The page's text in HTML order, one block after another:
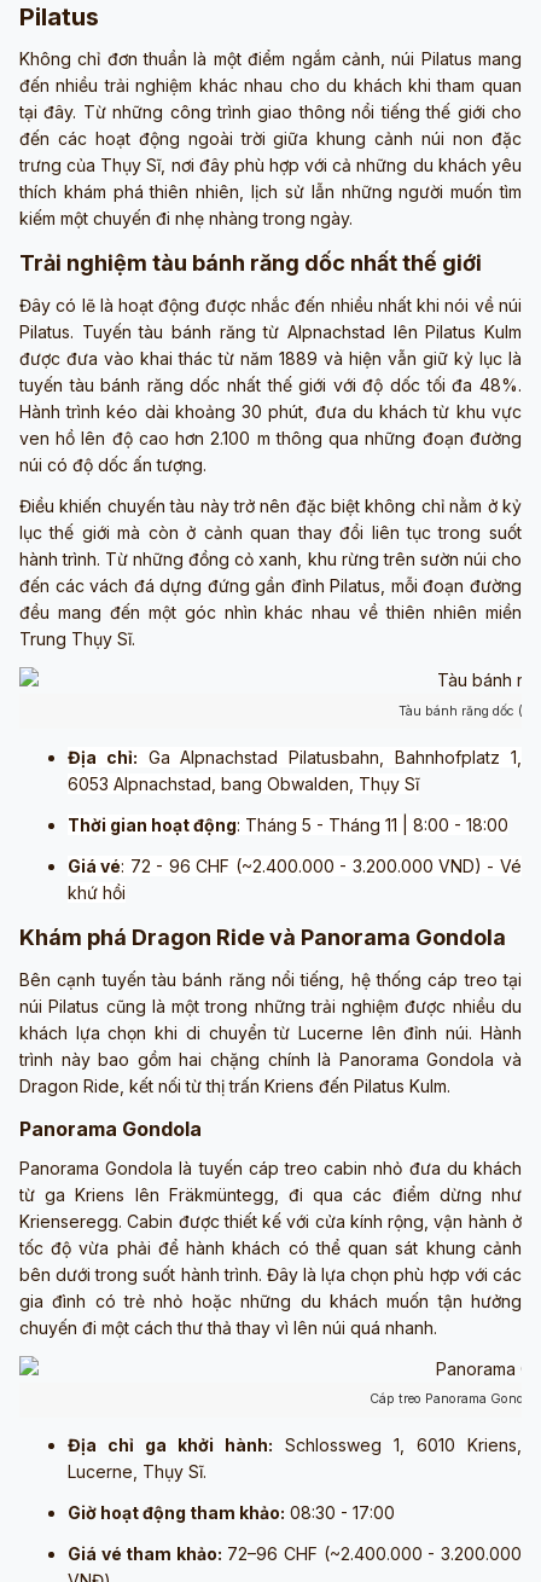
Pilatus
Không chỉ đơn thuần là một điểm ngắm cảnh, núi Pilatus mang
đến nhiều trải nghiệm khác nhau cho du khách khi tham quan
tại đây. Từ những công trình giao thông nổi tiếng thế giới cho
đến các hoạt động ngoài trời giữa khung cảnh núi non đặc
trưng của Thụy Sĩ, nơi đây phù hợp với cả những du khách yêu
thích khám phá thiên nhiên, lịch sử lẫn những người muốn tìm
kiếm một chuyến đi nhẹ nhàng trong ngày.
Trải nghiệm tàu bánh răng dốc nhất thế giới
Đây có lẽ là hoạt động được nhắc đến nhiều nhất khi nói về núi
Pilatus. Tuyến tàu bánh răng từ Alpnachstad lên Pilatus Kulm
được đưa vào khai thác từ năm 1889 và hiện vẫn giữ kỷ lục là
tuyến tàu bánh răng dốc nhất thế giới với độ dốc tối đa 48%.
Hành trình kéo dài khoảng 30 phút, đưa du khách từ khu vực
ven hồ lên độ cao hơn 2.100 m thông qua những đoạn đường
núi có độ dốc ấn tượng.
Điều khiến chuyến tàu này trở nên đặc biệt không chỉ nằm ở kỷ
lục thế giới mà còn ở cảnh quan thay đổi liên tục trong suốt
hành trình. Từ những đồng cỏ xanh, khu rừng trên sườn núi cho
đến các vách đá dựng đứng gần đỉnh Pilatus, mỗi đoạn đường
đều mang đến một góc nhìn khác nhau về thiên nhiên miền
Trung Thụy Sĩ.
Tàu bánh răng dốc
Địa chỉ: Ga Alpnachstad Pilatusbahn, Bahnhofplatz 1,
6053 Alpnachstad, bang Obwalden, Thụy Sĩ
Thời gian hoạt động: Tháng 5 - Tháng 11 | 8:00 - 18:00
Giá vé: 72 - 96 CHF (~2.400.000 - 3.200.000 VND) - Vé
khứ hồi
Khám phá Dragon Ride và Panorama Gondola
Bên cạnh tuyến tàu bánh răng nổi tiếng, hệ thống cáp treo tại
núi Pilatus cũng là một trong những trải nghiệm được nhiều du
khách lựa chọn khi di chuyển từ Lucerne lên đỉnh núi. Hành
trình này bao gồm hai chặng chính là Panorama Gondola và
Dragon Ride, kết nối từ thị trấn Kriens đến Pilatus Kulm.
Panorama Gondola
Panorama Gondola là tuyến cáp treo cabin nhỏ đưa du khách
từ ga Kriens lên Fräkmüntegg, đi qua các điểm dừng như
Krienseregg. Cabin được thiết kế với cửa kính rộng, vận hành ở
tốc độ vừa phải để hành khách có thể quan sát khung cảnh
bên dưới trong suốt hành trình. Đây là lựa chọn phù hợp với các
gia đình có trẻ nhỏ hoặc những du khách muốn tận hưởng
chuyến đi một cách thư thả thay vì lên núi quá nhanh.
Cáp treo Panorama
Địa chỉ ga khởi hành: Schlossweg 1, 6010 Kriens,
Lucerne, Thụy Sĩ.
Giờ hoạt động tham khảo: 08:30 - 17:00
Giá vé tham khảo: 72–96 CHF (~2.400.000 - 3.200.000